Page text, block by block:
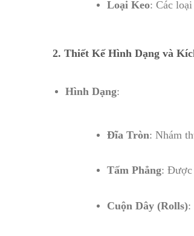
Loại Keo: Các loại
2. Thiết Kế Hình Dạng và
Hình Dạng:
Đĩa Tròn: Nhám
Tấm Phẳng: Được
Cuộn Dây (Rolls):